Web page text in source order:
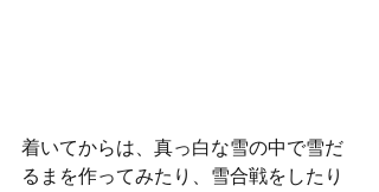
着いてからは、真っ白な雪の中で雪だ
るまを作ってみたり、雪合戦をしたり